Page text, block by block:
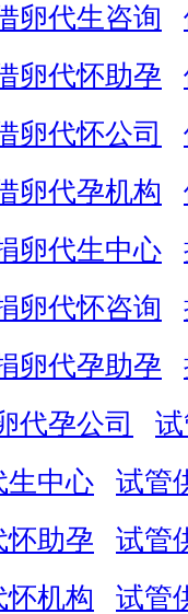
卵代生咨询
卵代怀助孕
卵代怀公司
卵代孕机构
卵代生中心
卵代怀咨询
卵代孕助孕
代孕公司
生中心
试管
怀助孕
试管
怀机构
试管